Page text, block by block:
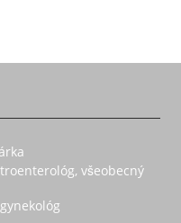
všeobecný